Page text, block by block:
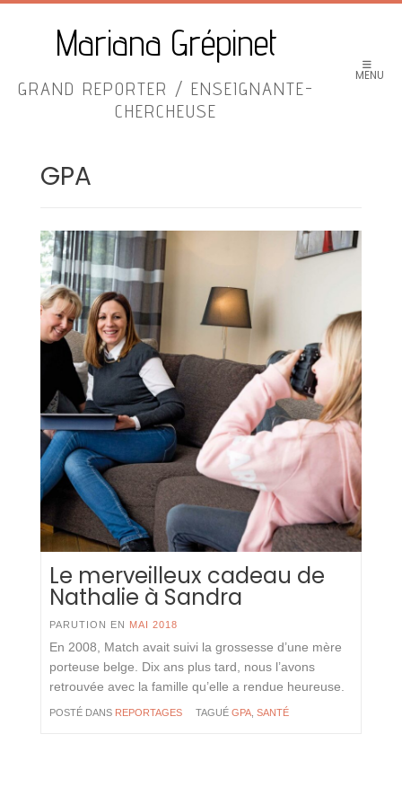
Mariana Grépinet
GRAND REPORTER / ENSEIGNANTE-
CHERCHEUSE
MENU
GPA
Le merveilleux cadeau de
Nathalie à Sandra
PARUTION EN MAI 2018
En 2008, Match avait suivi la grossesse d’une mère
porteuse belge. Dix ans plus tard, nous l’avons
retrouvée avec la famille qu’elle a rendue heureuse.
POSTÉ DANS REPORTAGES TAGUÉ GPA SANTÉ